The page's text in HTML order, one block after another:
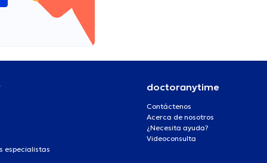
especialistas
doctoranytime
Contáctenos
Acerca de nosotros
¿Necesita ayuda?
Videoconsulta